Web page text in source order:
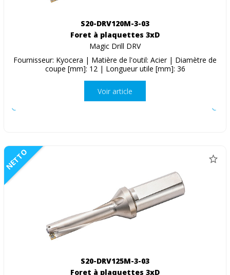
S20-DRV120M-3-03
Foret à plaquettes 3xD
Magic Drill DRV
Fournisseur: Kyocera | Matière de l'outil: Acier | Diamètre de
coupe [mm]: 12 | Longueur utile [mm]: 36
Voir article
NETTO
S20-DRV125M-3-03
Foret à plaquettes 3xD